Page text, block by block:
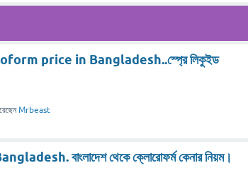
price in Bangladesh..স্প্রে লিকুইড
Mrbeast
বাংলাদেশ থেকে ক্লোরোফর্ম কেনার নিয়ম।